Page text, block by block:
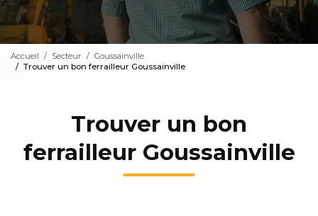
Accueil Secteur
Goussainville
Trouver un bon ferrailleur Goussainville
Trouver un bon
ferrailleur Goussainville